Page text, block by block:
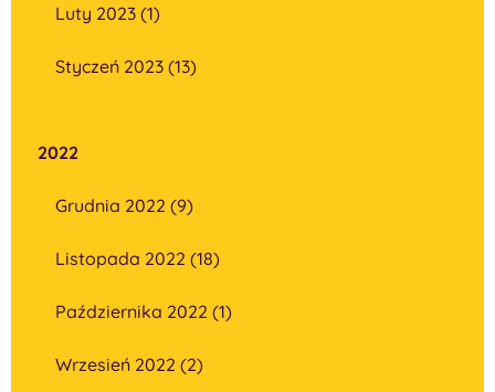
Luty 2023 (1)
Styczeń 2023 (13)
2022
Grudnia 2022 (9)
Listopada 2022 (18)
Października 2022 (1)
Wrzesień 2022 (2)